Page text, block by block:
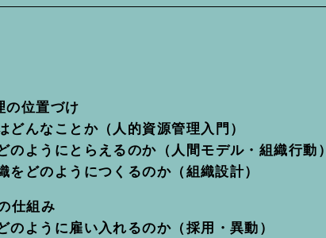
位置づけ
んなことか（人的資源管理入門）
ようにとらえるのか（人間モデル・組織行動）
どのようにつくるのか（組織設計）
仕組み
ように雇い入れるのか（採用・異動）